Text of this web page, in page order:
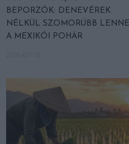
BEPORZÓK: DENEVÉREK
NÉLKÜL SZOMORÚBB LENNE
A MEXIKÓI POHÁR